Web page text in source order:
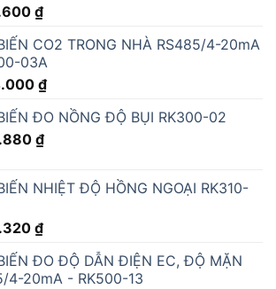
₫
CO2 TRONG NHÀ RS485/4-20mA
03A
₫
ĐO NỒNG ĐỘ BỤI RK300-02
₫
NHIỆT ĐỘ HỒNG NGOẠI RK310-
₫
ĐO ĐỘ DẪN ĐIỆN EC, ĐỘ MẶN
4-20mA - RK500-13